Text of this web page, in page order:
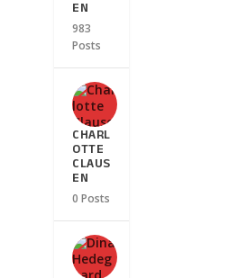
EN
983
Posts
CHARL
OTTE
CLAUS
EN
0 Posts